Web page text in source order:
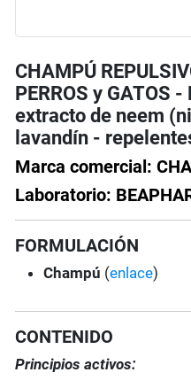
CHAMPÚ
PERROS y GATOS
extracto de neem
lavandín -
Marca comercial:
Laboratorio:
FORMULACIÓN
Champú (enlace)
CONTENIDO
Principios activos: